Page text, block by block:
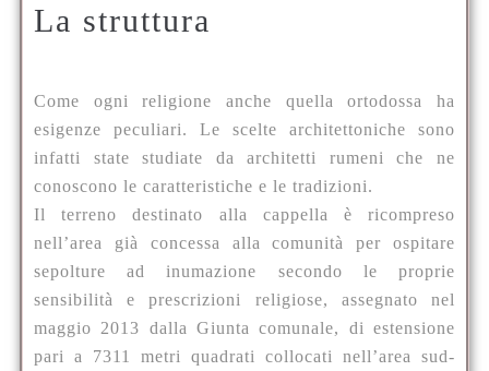
La struttura
Come ogni religione anche quella ortodossa ha
esigenze peculiari. Le scelte architettoniche sono
infatti state studiate da architetti rumeni che ne
conoscono le caratteristiche e le tradizioni.
Il terreno destinato alla cappella è ricompreso
nell’area già concessa alla comunità per ospitare
sepolture ad inumazione secondo le proprie
sensibilità e prescrizioni religiose, assegnato nel
maggio 2013 dalla Giunta comunale, di estensione
pari a 7311 metri quadrati collocati nell’area sud-